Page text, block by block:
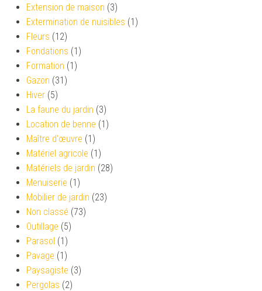
Extension de maison (3)
Extermination de nuisibles (1)
Fleurs (12)
Fondations (1)
Formation (1)
Gazon (31)
Hiver (5)
La faune du jardin (3)
Location de benne (1)
Maître d'œuvre (1)
Matériel agricole (1)
Matériels de jardin (28)
Menuiserie (1)
Mobilier de jardin (23)
Non classé (73)
Outillage (5)
Parasol (1)
Pavage (1)
Paysagiste (3)
Pergolas (2)